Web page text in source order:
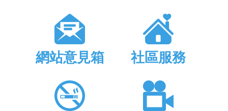
網站意見箱 社區服務